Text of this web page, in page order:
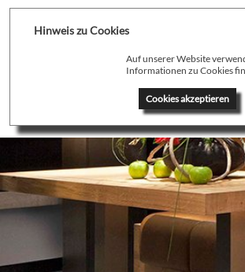
Hinweis zu Cookies
Auf unserer Website
Informationen zu Cookies
Cookies akzeptieren